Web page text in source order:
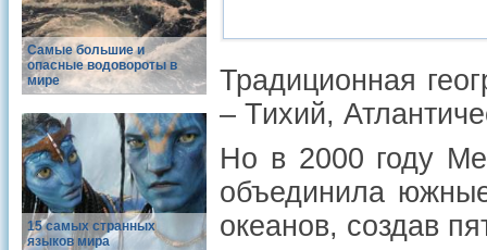
Самые большие и
опасные водовороты в
мире
15 самых странных
языков мира
Традиционная
– Тихий,
Но в 2000 году
объединила
океанов, создав